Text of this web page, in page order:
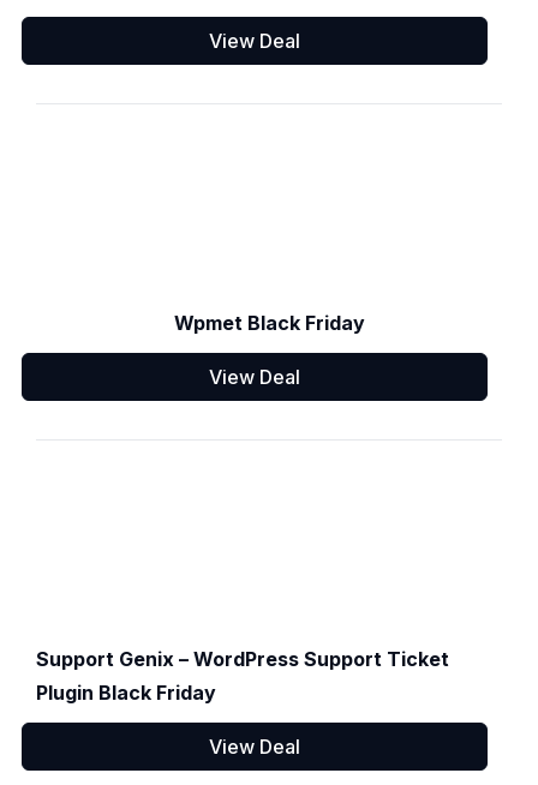
View Deal
Wpmet Black Friday
View Deal
Support Genix – WordPress Support Ticket
Plugin Black Friday
View Deal